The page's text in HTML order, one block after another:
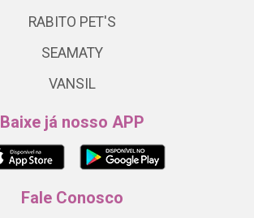
RABITO PET'S
SEAMATY
VANSIL
Baixe já nosso APP
Fale Conosco